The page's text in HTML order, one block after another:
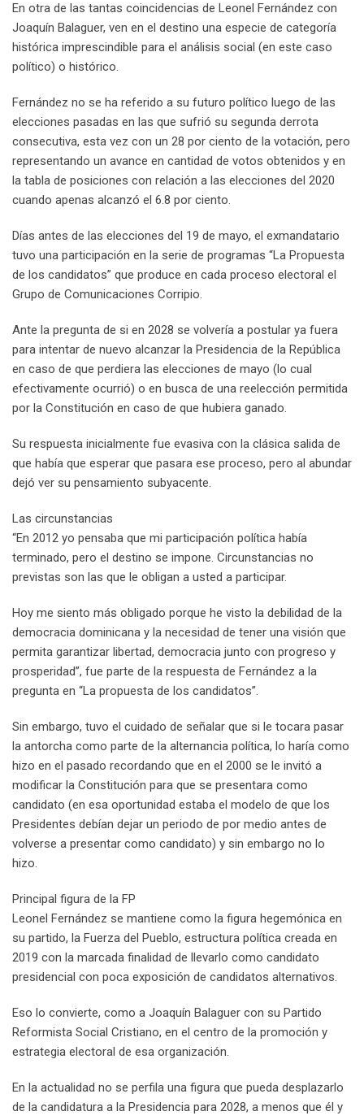
En otra de las tantas coincidencias de Leonel Fernández con
Joaquín Balaguer, ven en el destino una especie de categoría
histórica imprescindible para el análisis social (en este caso
político) o histórico.
Fernández no se ha referido a su futuro político luego de las
elecciones pasadas en las que sufrió su segunda derrota
consecutiva, esta vez con un 28 por ciento de la votación, pero
representando un avance en cantidad de votos obtenidos y en
la tabla de posiciones con relación a las elecciones del 2020
cuando apenas alcanzó el 6.8 por ciento.
Días antes de las elecciones del 19 de mayo, el exmandatario
tuvo una participación en la serie de programas “La Propuesta
de los candidatos” que produce en cada proceso electoral el
Grupo de Comunicaciones Corripio.
Ante la pregunta de si en 2028 se volvería a postular ya fuera
para intentar de nuevo alcanzar la Presidencia de la República
en caso de que perdiera las elecciones de mayo (lo cual
efectivamente ocurrió) o en busca de una reelección permitida
por la Constitución en caso de que hubiera ganado.
Su respuesta inicialmente fue evasiva con la clásica salida de
que había que esperar que pasara ese proceso, pero al abundar
dejó ver su pensamiento subyacente.
Las circunstancias
“En 2012 yo pensaba que mi participación política había
terminado, pero el destino se impone. Circunstancias no
previstas son las que le obligan a usted a participar.
Hoy me siento más obligado porque he visto la debilidad de la
democracia dominicana y la necesidad de tener una visión que
permita garantizar libertad, democracia junto con progreso y
prosperidad”, fue parte de la respuesta de Fernández a la
pregunta en “La propuesta de los candidatos”.
Sin embargo, tuvo el cuidado de señalar que si le tocara pasar
la antorcha como parte de la alternancia política, lo haría como
hizo en el pasado recordando que en el 2000 se le invitó a
modificar la Constitución para que se presentara como
candidato (en esa oportunidad estaba el modelo de que los
Presidentes debían dejar un periodo de por medio antes de
volverse a presentar como candidato) y sin embargo no lo
hizo.
Principal figura de la FP
Leonel Fernández se mantiene como la figura hegemónica en
su partido, la Fuerza del Pueblo, estructura política creada en
2019 con la marcada finalidad de llevarlo como candidato
presidencial con poca exposición de candidatos alternativos.
Eso lo convierte, como a Joaquín Balaguer con su Partido
Reformista Social Cristiano, en el centro de la promoción y
estrategia electoral de esa organización.
En la actualidad no se perfila una figura que pueda desplazarlo
de la candidatura a la Presidencia para 2028, a menos que él y